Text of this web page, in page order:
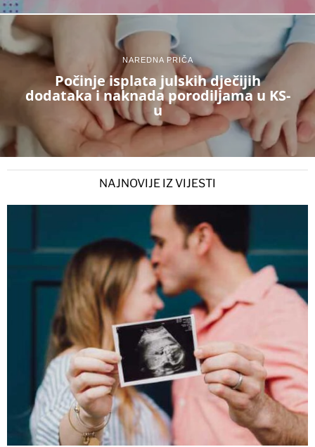
NAREDNA PRIČA
Počinje isplata julskih dječijih
dodataka i naknada porodiljama u KS-
u
NAJNOVIJE IZ VIJESTI